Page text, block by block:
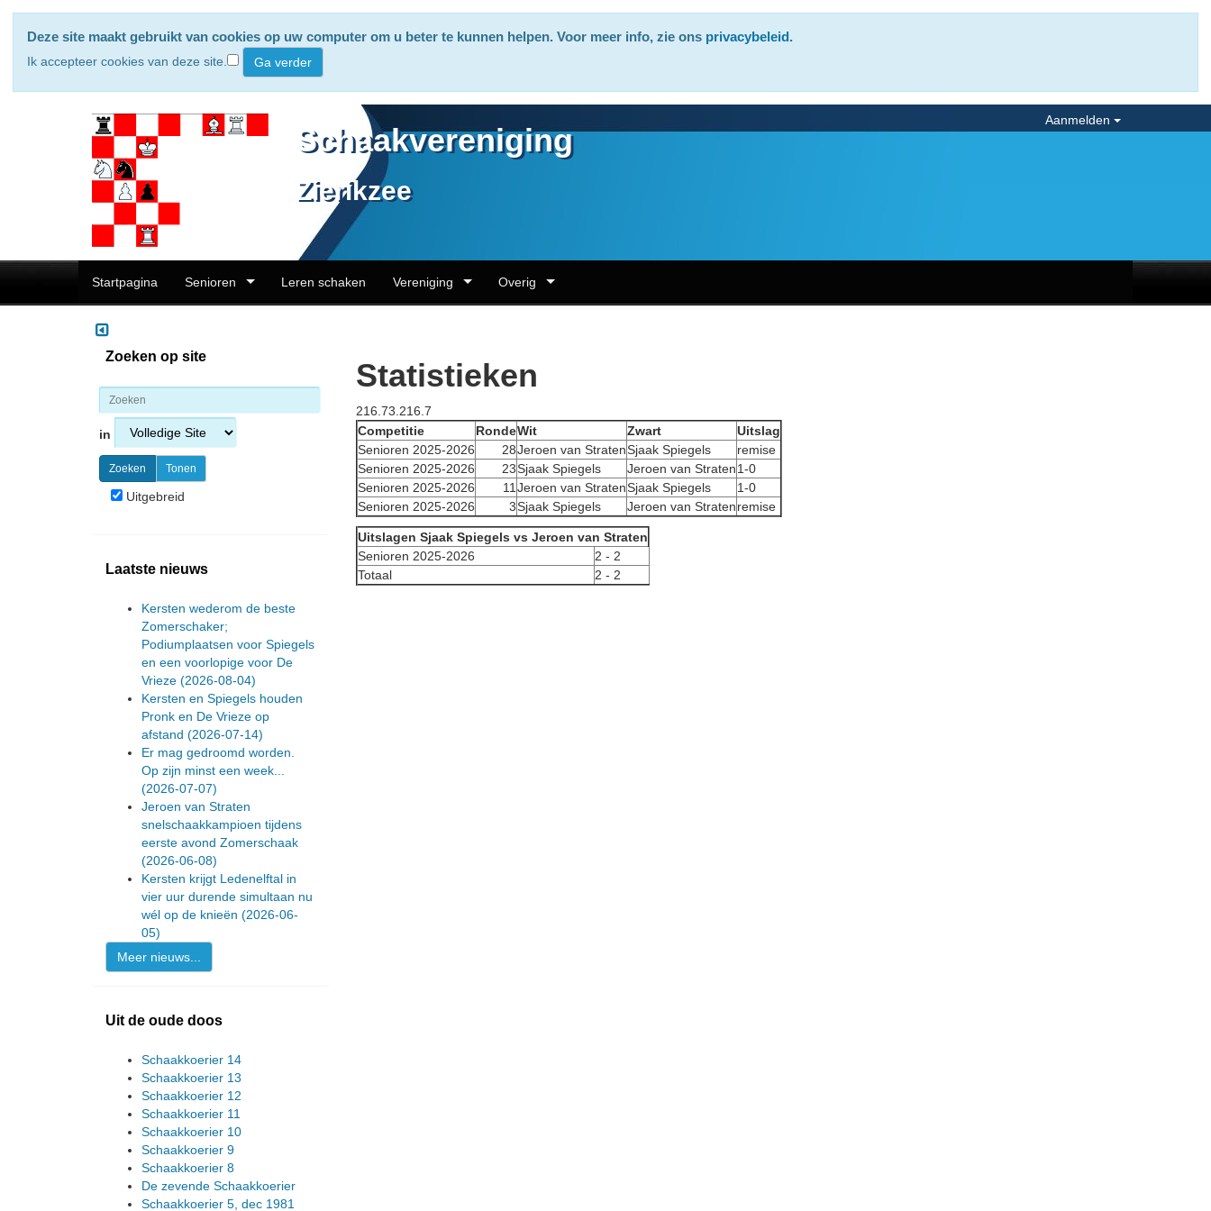
Deze site maakt gebruikt van cookies op uw computer om u beter te kunnen helpen. Voor meer info, zie ons privacybeleid.
Ik accepteer cookies van deze site.
Schaakvereniging
Zierikzee
Aanmelden
Startpagina Senioren Leren schaken Vereniging Overig
Statistieken
216.73.216.7
Competitie
RondeWit Zwart
Uitslag
Senioren 2025-2026
28Jeroen van StratenSjaak Spiegels
remise
Senioren 2025-2026
23Sjaak Spiegels Jeroen van Straten1-0
Senioren 2025-2026
11 Jeroen van StratenSjaak Spiegels
1-0
Senioren 2025-2026
3Sjaak Spiegels Jeroen van Stratenremise
Uitslagen Sjaak Spiegels vs Jeroen van Straten
Senioren 2025-2026
2 - 2
Totaal
2 - 2
Zoeken op site
in
Uitgebreid
Laatste nieuws
Kersten wederom de beste
Zomerschaker;
Podiumplaatsen voor Spiegels
en een voorlopige voor De
Vrieze (2026-08-04)
Kersten en Spiegels houden
Pronk en De Vrieze op
afstand (2026-07-14)
Er mag gedroomd worden.
Op zijn minst een week...
(2026-07-07)
Jeroen van Straten
snelschaakkampioen tijdens
eerste avond Zomerschaak
(2026-06-08)
Kersten krijgt Ledenelftal in
vier uur durende simultaan nu
wél op de knieën (2026-06-
05)
Meer nieuws...
Uit de oude doos
Schaakkoerier 14
Schaakkoerier 13
Schaakkoerier 12
Schaakkoerier 11
Schaakkoerier 10
Schaakkoerier 9
Schaakkoerier 8
De zevende Schaakkoerier
Schaakkoerier 5, dec 1981